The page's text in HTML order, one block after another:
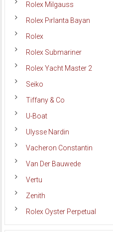
Rolex Milgauss
Rolex Pırlanta Bayan
Rolex
Rolex Submariner
Rolex Yacht Master 2
Seiko
Tiffany & Co
U-Boat
Ulysse Nardin
Vacheron Constantin
Van Der Bauwede
Vertu
Zenith
Rolex Oyster Perpetual